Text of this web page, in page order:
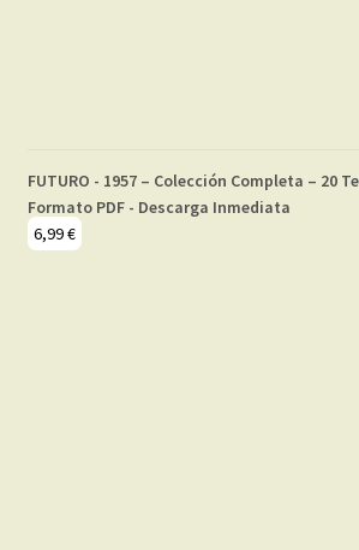
FUTURO - 1957 – Colección Completa – 20
Formato PDF - Descarga Inmediata
6,99€